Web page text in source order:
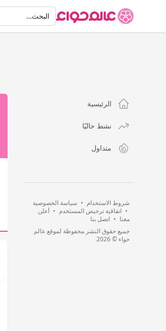
البحثالبحث…
الرئيسية
نشط حاليًا
متداول
شروط الاستخدام • سياسة الخصوصية
• اتفاقية ترخيص المستخدم • أعلن
معنا • اتصل بنا
جميع حقوق النشر محفوظة لموقع عالم
حواء © 2026